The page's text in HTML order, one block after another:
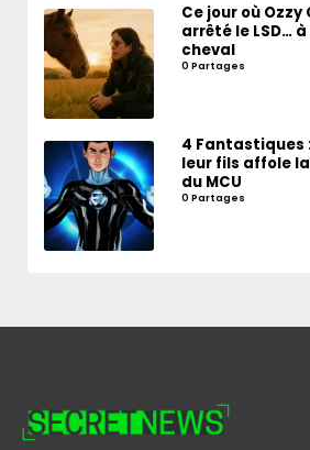
Ce jour où Ozzy
arrêté le LSD…
cheval
0 Partages
4 Fantastiques
leur fils affole
du MCU
0 Partages